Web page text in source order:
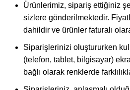
Ürünlerimiz, sipariş ettiğiniz
sizlere gönderilmektedir.
dahildir ve ürünler faturalı
Siparişlerinizi oluştururken
(telefon, tablet, bilgisayar)
bağlı olarak renklerde